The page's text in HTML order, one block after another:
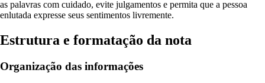
as palavras com cuidado, evite julgamentos e permita que a pessoa
enlutada expresse seus sentimentos livremente.
Estrutura e formatação da nota
Organização das informações